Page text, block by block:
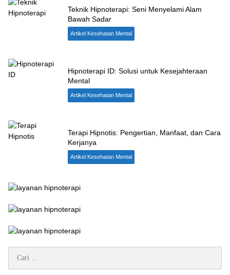
Teknik Hipnoterapi: Seni Menyelami Alam
Bawah Sadar
Artikel Kesehatan Mental
Hipnoterapi ID: Solusi untuk Kesejahteraan
Mental
Artikel Kesehatan Mental
Terapi Hipnotis: Pengertian, Manfaat, dan Cara
Kerjanya
Artikel Kesehatan Mental
untuk: